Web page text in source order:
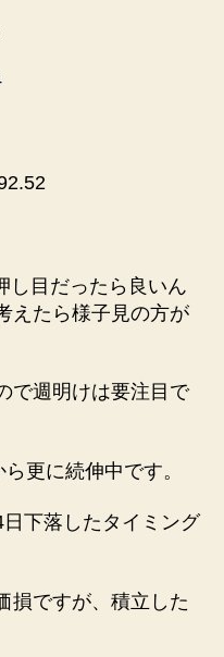
し目だったら良いん
えたら様子見の方が
で週明けは要注目で
更に続伸中です。
下落したタイミング
損ですが、積立した